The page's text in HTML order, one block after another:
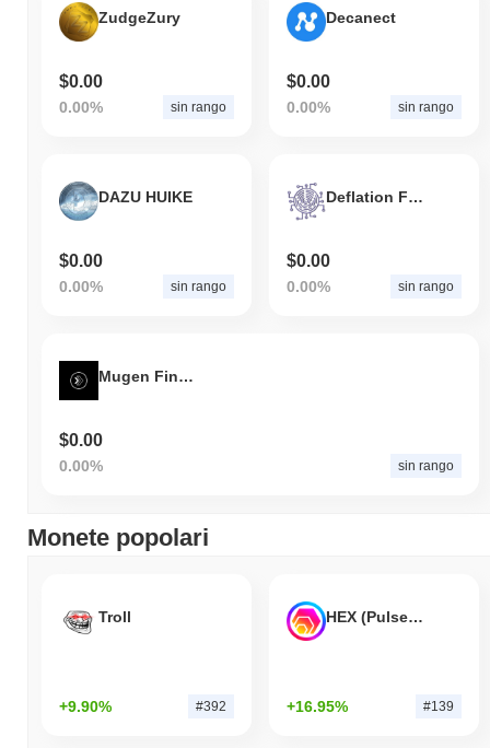
ZudgeZury
$0.00
0.00% sin rango
Decanect
$0.00
0.00% sin rango
DAZU HUIKE
$0.00
0.00% sin rango
Deflation Finance
$0.00
0.00% sin rango
Mugen Finance
$0.00
0.00% sin rango
Monete popolari
Troll
+9.90% #392
HEX (Pulsechain)
+16.95% #139